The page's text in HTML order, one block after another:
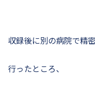
収録後に別の病院で精
行ったところ、